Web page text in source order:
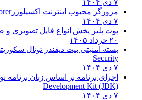
مرورگر محبوب اینترنت اکسپلورر
پوت پلیر پخش انواع فایل تصویری و
۲۰ خرداد ۱۴۰۵
بسته امنیتی بیت دیفندر توتال سکوریتی
Security
اجرای برنامه بر اساس زبان برنامه
Development Kit (JDK)